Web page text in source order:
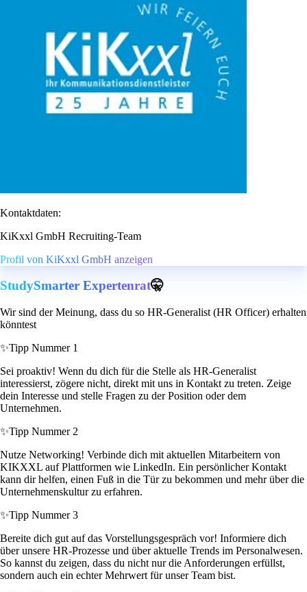
Kontaktdaten:
KiKxxl GmbH Recruiting-Team
Profil von KiKxxl GmbH anzeigen
StudySmarter Expertenrat🤫
Wir sind der Meinung, dass du so HR-Generalist (HR Officer) erhalten
könntest
✨Tipp Nummer 1
Sei proaktiv! Wenn du dich für die Stelle als HR-Generalist
interessierst, zögere nicht, direkt mit uns in Kontakt zu treten. Zeige
dein Interesse und stelle Fragen zu der Position oder dem
Unternehmen.
✨Tipp Nummer 2
Nutze Networking! Verbinde dich mit aktuellen Mitarbeitern von
KIKXXL auf Plattformen wie LinkedIn. Ein persönlicher Kontakt
kann dir helfen, einen Fuß in die Tür zu bekommen und mehr über die
Unternehmenskultur zu erfahren.
✨Tipp Nummer 3
Bereite dich gut auf das Vorstellungsgespräch vor! Informiere dich
über unsere HR-Prozesse und über aktuelle Trends im Personalwesen.
So kannst du zeigen, dass du nicht nur die Anforderungen erfüllst,
sondern auch ein echter Mehrwert für unser Team bist.